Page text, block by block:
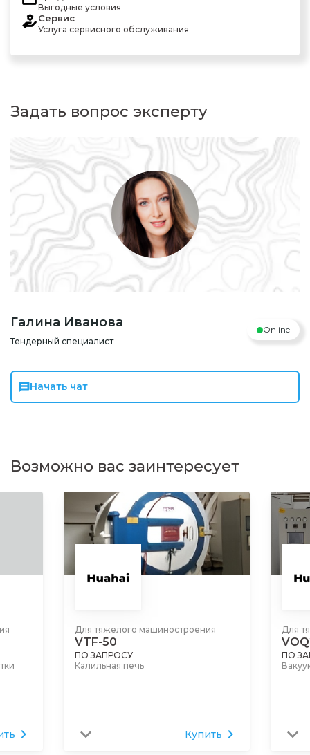
Выгодные условия
Сервис
Услуга сервисного обслуживания
Задать вопрос эксперту
Галина Иванова
Тендерный специалист
Online
Начать чат
Возможно вас заинтересует
Для тяжелого машиностроения
ПО ЗАПРОСУ
Калильная печь
Для тяжелого
VOQ2-80
ПО ЗАПРОСУ
Вакуумная печь